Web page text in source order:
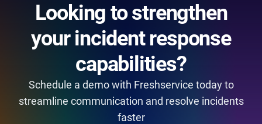
Looking to strengthen
your incident response
capabilities?
Schedule a demo with Freshservice today to
streamline communication and resolve incidents
faster